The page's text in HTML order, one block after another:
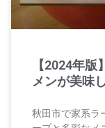
【2024年
メンが美味
秋田市で家系ラ